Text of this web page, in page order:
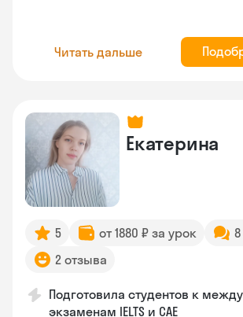
Читать дальше
Екатерина
5 от 1880 ₽ за урок
2 отзыва
Подготовила студентов к
экзаменам IELTS и CAE